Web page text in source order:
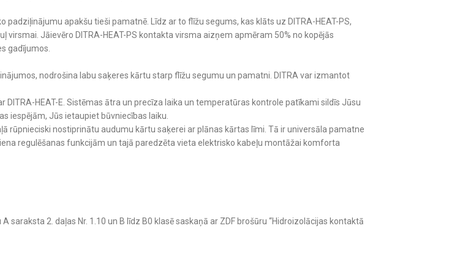
apakšu tieši pamatnē. Līdz ar to flīžu segums, kas klāts uz DITRA-HEAT-PS,
Jāievēro DITRA-HEAT-PS kontakta virsma aizņem apmēram 50% no kopējās
gadījumos.
nodrošina labu saķeres kārtu starp flīžu segumu un pamatni. DITRA var izmantot
HEAT-E. Sistēmas ātra un precīza laika un temperatūras kontrole patīkami sildīs Jūsu
iespējām, Jūs ietaupiet būvniecības laiku.
rūpnieciski nostiprinātu audumu kārtu saķerei ar plānas kārtas līmi. Tā ir universāla pamatne
regulēšanas funkcijām un tajā paredzēta vieta elektrisko kabeļu montāžai komforta
2. daļas Nr. 1.10 un B līdz B0 klasē saskaņā ar ZDF brošūru “Hidroizolācijas kontaktā